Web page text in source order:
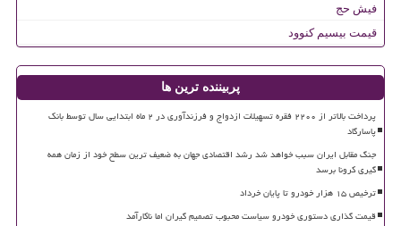
فیش حج
قیمت بیسیم کنوود
پربیننده ترین ها
پرداخت بالاتر از ۲۲۰۰ فقره تسهیلات ازدواج و فرزندآوری در ۲ ماه ابتدایی سال توسط بانک
پاسارگاد
جنگ مقابل ایران سبب خواهد شد رشد اقتصادی جهان به ضعیف ترین سطح خود از زمان همه
گیری کرونا برسد
ترخیص ۱۵ هزار خودرو تا پایان خرداد
قیمت گذاری دستوری خودرو سیاست محبوب تصمیم گیران اما ناکارآمد